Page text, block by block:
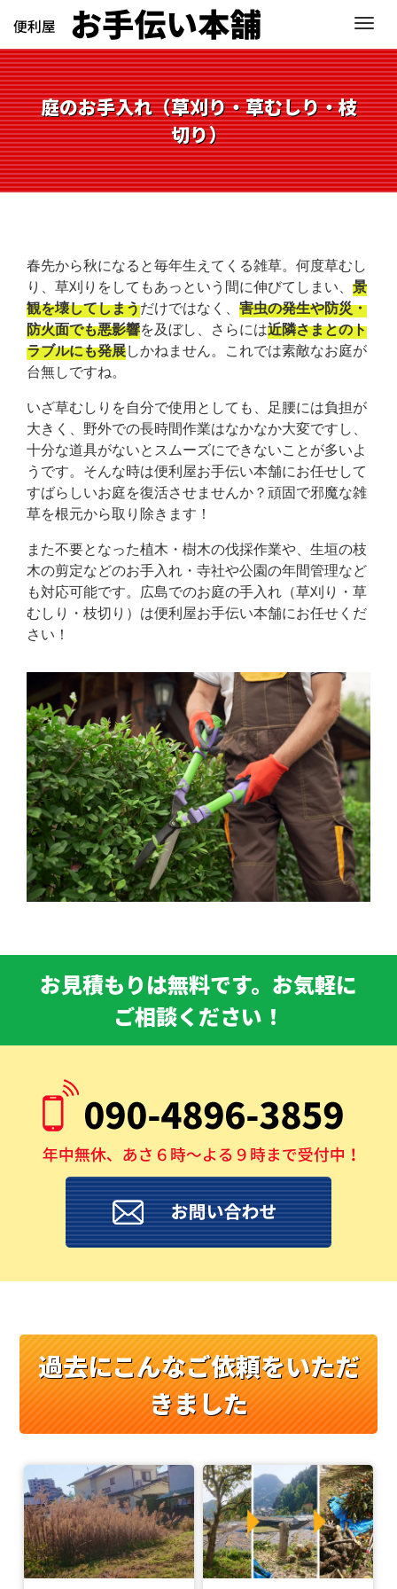
M
e
n
u
庭のお手入れ（草刈り・草むしり・枝
切り）
春先から秋になると毎年生えてくる雑草。何度草むし
り、草刈りをしてもあっという間に伸びてしまい、景
観を壊してしまうだけではなく、害虫の発生や防災・
防火面でも悪影響を及ぼし、さらには近隣さまとのト
ラブルにも発展しかねません。これでは素敵なお庭が
台無しですね。
いざ草むしりを自分で使用としても、足腰には負担が
大きく、野外での長時間作業はなかなか大変ですし、
十分な道具がないとスムーズにできないことが多いよ
うです。そんな時は便利屋お手伝い本舗にお任せして
すばらしいお庭を復活させませんか？頑固で邪魔な雑
草を根元から取り除きます！
また不要となった植木・樹木の伐採作業や、生垣の枝
木の剪定などのお手入れ・寺社や公園の年間管理など
も対応可能です。広島でのお庭の手入れ（草刈り・草
むしり・枝切り）は便利屋お手伝い本舗にお任せくだ
さい！
お見積もりは無料です。お気軽に
ご相談ください！
過去にこんなご依頼をいただ
きました